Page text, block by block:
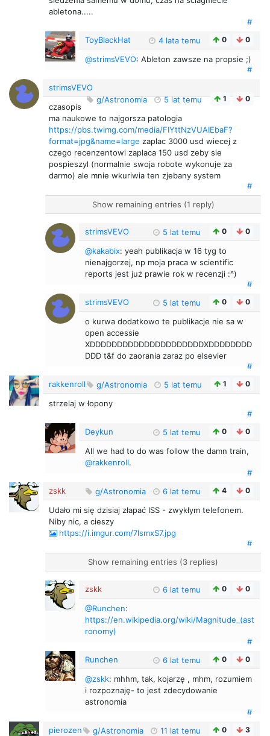
abletona.....
#
ToyBlackHat
4 lata temu 0 0
@strimsVEVO: Ableton zawsze na propsie ;)
#
strimsVEVO
g/Astronomia
5 lat temu 1 0
czasopis
ma naukowe to najgorsza patologia
https://pbs.twimg.com/media/FIYttNzVUAIEbaF?
format=jpg&name=large zaplac 3000 usd wiecej z
czego recenzentowi zaplaca 150 usd zeby sie
pospieszyl (normalnie swoja robote wykonuje za
darmo) ale mnie wkuriwia ten zjebany system
#
Show remaining entries (1 reply)
strimsVEVO 5 lat temu 0 0
@kakabix: yeah publikacja w 16 tyg to
nienajgorzej, np moja praca w scientific
reports jest już prawie rok w recenzji :^)
#
strimsVEVO
5 lat temu 0 0
o kurwa dodatkowo te publikacje nie sa w
open accessie
XDDDDDDDDDDDDDDDDDDDDDXDDDDDDDD
DDD t&f do zaorania zaraz po elsevier
#
rakkenroll
g/Astronomia 5 lat temu 1 0
strzelaj w łopony
#
Deykun
5 lat temu 0 0
All we had to do was follow the damn train,
@rakkenroll.
#
zskk
g/Astronomia 6 lat temu 4 0
Udało mi się dzisiaj złapać ISS - zwykłym telefonem.
Niby nic, a cieszy
https://i.imgur.com/7lsmxS7.jpg
#
Show remaining entries (3 replies)
zskk 6 lat temu 0 0
@Runchen:
https://en.wikipedia.org/wiki/Magnitude_(ast
ronomy)
#
Runchen
6 lat temu 0 0
@zskk: mhhm, tak, kojarzę , mhm, rozumiem
i rozpoznaję- to jest zdecydowanie
astronomia
#
pierozen
g/Astronomia 11 lat temu 0 3